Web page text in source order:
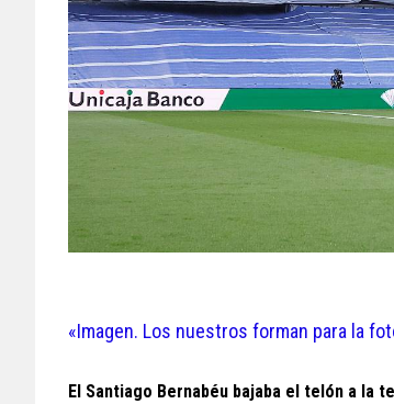
«Imagen. Los nuestros forman para la
El Santiago Bernabéu bajaba el telón a la